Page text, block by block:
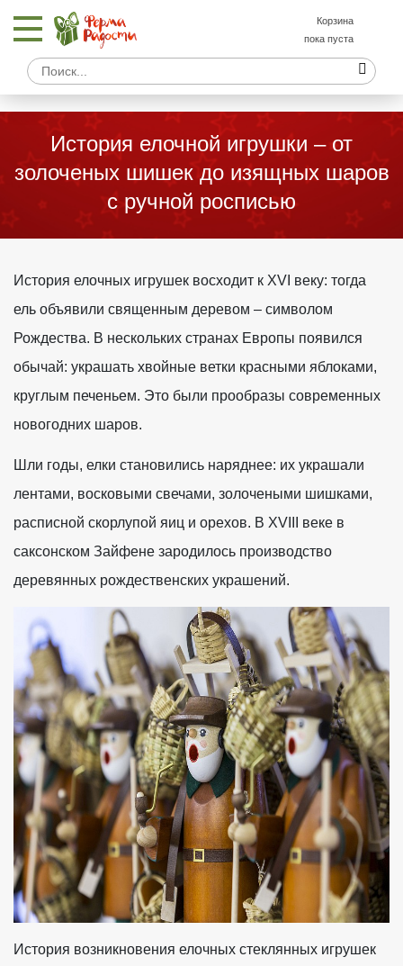
Корзина
пока пуста
История елочной игрушки – от
золоченых шишек до изящных шаров
с ручной росписью
История елочных игрушек восходит к XVI веку: тогда
ель объявили священным деревом – символом
Рождества. В нескольких странах Европы появился
обычай: украшать хвойные ветки красными яблоками,
круглым печеньем. Это были прообразы современных
новогодних шаров.
Шли годы, елки становились наряднее: их украшали
лентами, восковыми свечами, золочеными шишками,
расписной скорлупой яиц и орехов. В XVIII веке в
саксонском Зайфене зародилось производство
деревянных рождественских украшений.
История возникновения елочных стеклянных игрушек